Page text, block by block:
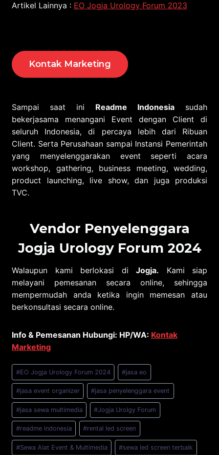
Artikel Lainnya : EO Jogja Urology Forum 2023
Kontak Marketing
Sampai saat ini Readme Indonesia sudah
bekerjasama menangani Event dengan Client di
seluruh Indonesia, di percaya lebih dari Ribuan
Client. Serta Perusahaan sampai Instansi Pemerintah
yang menyelenggarakan event seperti acara
workshop, gathering, business meeting, wedding,
product launching, live show, dan juga produksi
TVC.
Vendor Penyelenggara
Jogja Urology Forum 2024
Walaupun kami berlokasi di Jogja. Kami siap
melayani pemesanan secara online, sehingga
mempermudah anda ketika ingin memesan atau
berkonsultasi secara online.
Info & Pemesanan Hubungi: HP/WA: Kontak
Marketing
Post
Tags:
#EO Jogja Urology Forum 2024 #jasa eo
#jasa event organizer #jasa penyelenggara event
#jasa sewa multimedia #Jogja Urolgy Forum
#readme indonesia #rental led screen
#Sewa Alat Event & Multimedia #sewa led screen terbaik